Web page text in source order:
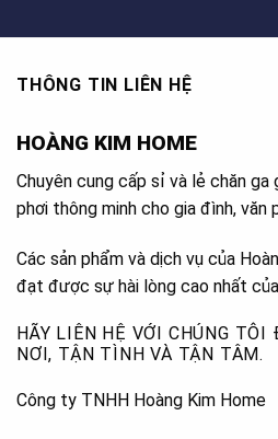
THÔNG TIN LIÊN HỆ
HOÀNG KIM HOME
Chuyên cung cấp sỉ và lẻ chăn ga
phơi thông minh cho gia đình, văn
Các sản phẩm và dịch vụ của
đạt được sự hài lòng cao nhất
HÃY LIÊN HỆ VỚI CHÚNG
NƠI, TẬN TÌNH VÀ TẬN TÂM.
Công ty TNHH Hoàng Kim Home